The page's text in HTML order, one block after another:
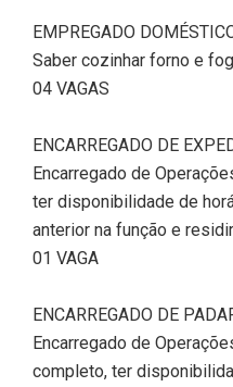
EMPREGADO
Saber cozinhar forno e
04 VAGAS
ENCARREGADO DE
Encarregado de
ter disponibilidade de
anterior na função e
01 VAGA
ENCARREGADO DE
Encarregado de
completo, ter